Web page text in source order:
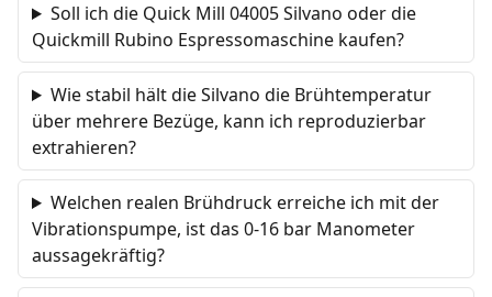
Soll ich die Quick Mill 04005 Silvano oder die
Quickmill Rubino Espressomaschine kaufen?
Wie stabil hält die Silvano die Brühtemperatur
über mehrere Bezüge, kann ich reproduzierbar
extrahieren?
Welchen realen Brühdruck erreiche ich mit der
Vibrationspumpe, ist das 0-16 bar Manometer
aussagekräftig?